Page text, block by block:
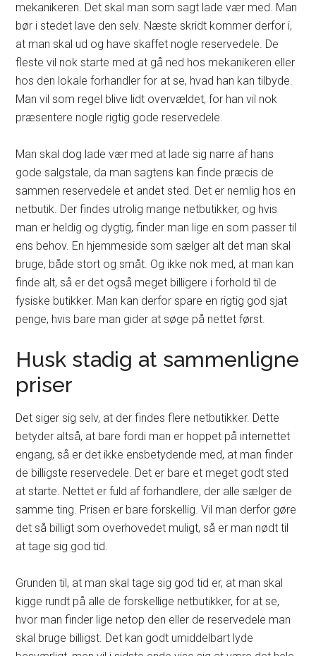
mekanikeren. Det skal man som sagt lade vær med. Man
bør i stedet lave den selv. Næste skridt kommer derfor i,
at man skal ud og have skaffet nogle reservedele. De
fleste vil nok starte med at gå ned hos mekanikeren eller
hos den lokale forhandler for at se, hvad han kan tilbyde.
Man vil som regel blive lidt overvældet, for han vil nok
præsentere nogle rigtig gode reservedele.
Man skal dog lade vær med at lade sig narre af hans
gode salgstale, da man sagtens kan finde præcis de
sammen reservedele et andet sted. Det er nemlig hos en
netbutik. Der findes utrolig mange netbutikker, og hvis
man er heldig og dygtig, finder man lige en som passer til
ens behov. En hjemmeside som sælger alt det man skal
bruge, både stort og småt. Og ikke nok med, at man kan
finde alt, så er det også meget billigere i forhold til de
fysiske butikker. Man kan derfor spare en rigtig god sjat
penge, hvis bare man gider at søge på nettet først.
Husk stadig at sammenligne
priser
Det siger sig selv, at der findes flere netbutikker. Dette
betyder altså, at bare fordi man er hoppet på internettet
engang, så er det ikke ensbetydende med, at man finder
de billigste reservedele. Det er bare et meget godt sted
at starte. Nettet er fuld af forhandlere, der alle sælger de
samme ting. Prisen er bare forskellig. Vil man derfor gøre
det så billigt som overhovedet muligt, så er man nødt til
at tage sig god tid.
Grunden til, at man skal tage sig god tid er, at man skal
kigge rundt på alle de forskellige netbutikker, for at se,
hvor man finder lige netop den eller de reservedele man
skal bruge billigst. Det kan godt umiddelbart lyde